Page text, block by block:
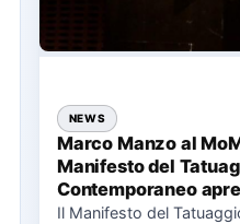
NEWS
Marco Manzo al
Manifesto del
Contemporaneo
per il collezionismo
Il Manifesto del